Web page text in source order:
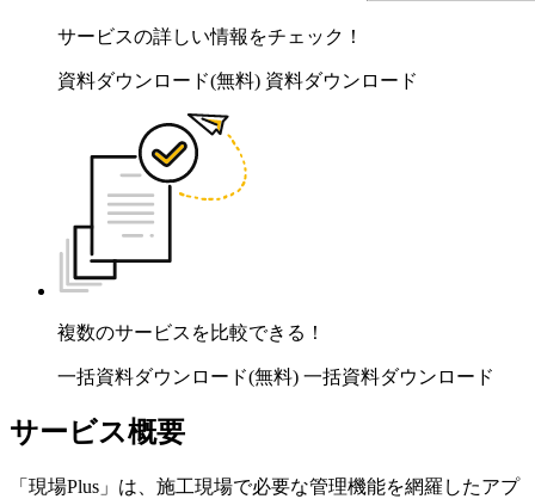
サービスの詳しい情報をチェック！
資料ダウンロード(無料) 資料ダウンロード
複数のサービスを比較できる！
一括資料ダウンロード(無料) 一括資料ダウンロード
サービス概要
「現場Plus」は、施工現場で必要な管理機能を網羅したアプ